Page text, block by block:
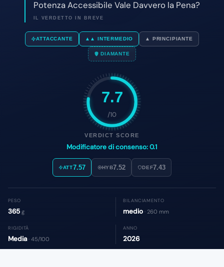
7.7
/10
VERDICT SCORE
Modificatore di consenso: 0.1
ATT7.57 HYB7.52 DEF7.43
PESO
365 g
BILANCIAMENTO
medio · 260 mm
RIGIDITÀ
Media· 45/100
ANNO
2026